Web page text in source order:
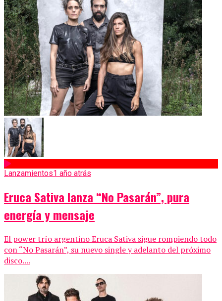
Lanzamientos1 año atrás
Eruca Sativa lanza “No Pasarán”, pura
energía y mensaje
El power trío argentino Eruca Sativa sigue rompiendo todo
con “No Pasarán”, su nuevo single y adelanto del próximo
disco....